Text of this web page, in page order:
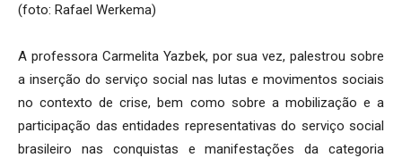
(foto: Rafael Werkema)
A professora Carmelita Yazbek, por sua vez, palestrou sobre
a inserção do serviço social nas lutas e movimentos sociais
no contexto de crise, bem como sobre a mobilização e a
participação das entidades representativas do serviço social
brasileiro nas conquistas e manifestações da categoria